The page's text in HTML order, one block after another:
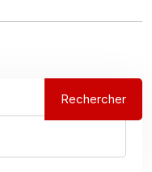
Rechercher